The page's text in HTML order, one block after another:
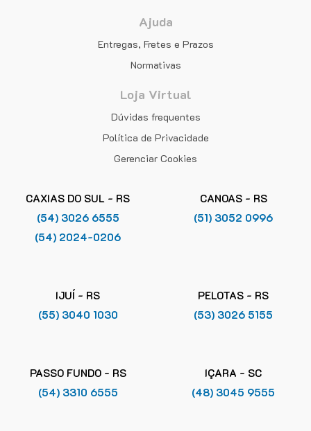
Ajuda
Entregas, Fretes e Prazos
Normativas
Loja Virtual
Dúvidas frequentes
Política de Privacidade
Gerenciar Cookies
CAXIAS DO SUL - RS
(54) 3026 6555
(54) 2024-0206
CANOAS - RS
(51) 3052 0996
IJUÍ - RS
(55) 3040 1030
PELOTAS - RS
(53) 3026 5155
PASSO FUNDO - RS
(54) 3310 6555
IÇARA - SC
(48) 3045 9555